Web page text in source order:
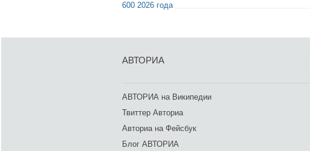
600 2026 года
АВТОРИА
АВТОРИА на Википедии
Твиттер Авториа
Авториа на Фейсбук
Блог АВТОРИА